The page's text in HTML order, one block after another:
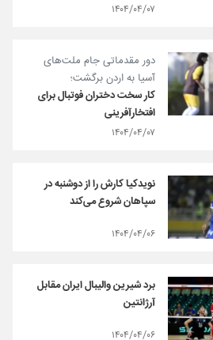
۱۴۰۴/۰۴/۰۷
دور مقدماتی جام ملت‌های
آسیا به اردن برگشت؛
کار سخت دختران فوتبال برای
افتخارآفرینی
۱۴۰۴/۰۴/۰۷
نویدکیا کارش را از دوشنبه در
سپاهان شروع می‌کند
۱۴۰۴/۰۴/۰۶
برد شیرین والیبال ایران مقابل
آرژانتین
۱۴۰۴/۰۴/۰۶